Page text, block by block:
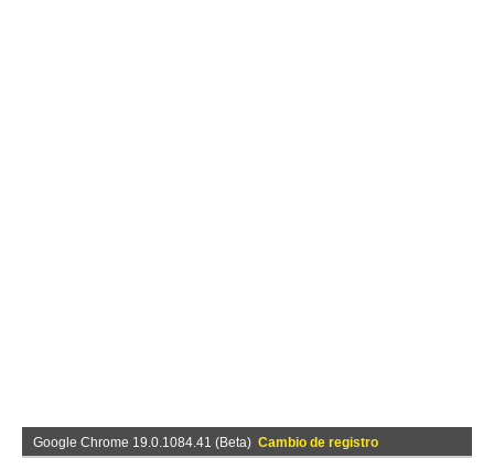
Google Chrome 19.0.1084.41 (Beta) Cambio de registro